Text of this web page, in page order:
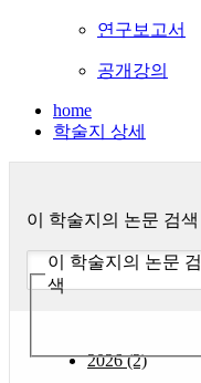
연구보고서
공개강의
home
학술지 상세
이 학술지의 논문 검색
이 학술지의 논문 검
색
2026 (2)